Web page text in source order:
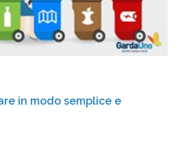
in modo semplice e